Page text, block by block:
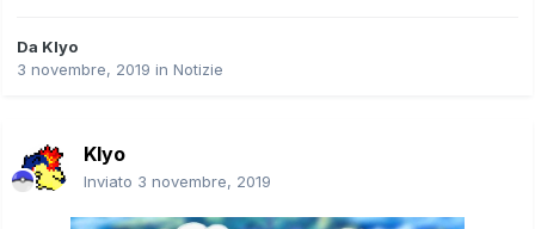
Da Klyo
3 novembre, 2019 in Notizie
Klyo
Inviato 3 novembre, 2019